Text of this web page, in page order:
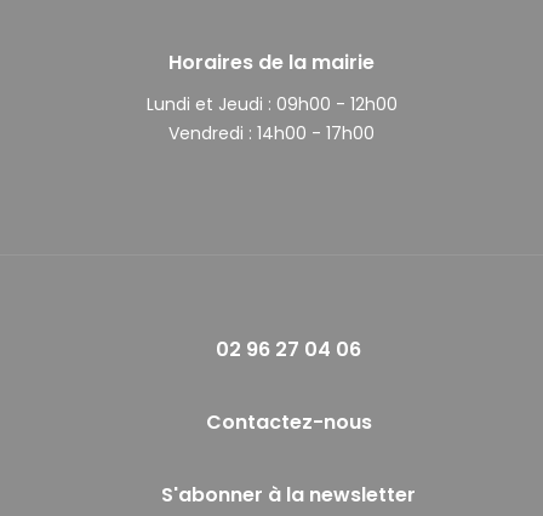
Horaires de la mairie
Lundi et Jeudi : 09h00 - 12h00
Vendredi : 14h00 - 17h00
02 96 27 04 06
Contactez-nous
S'abonner à la newsletter